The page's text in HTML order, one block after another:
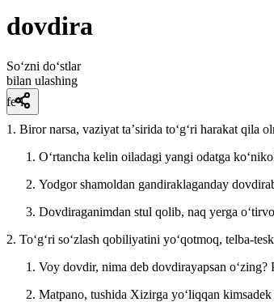
dovdira
So‘zni do‘stlar
bilan ulashing
fe’l
1. Biror narsa, vaziyat taʼsirida toʻgʻri harakat qila
Oʻrtancha kelin oiladagi yangi odatga
Yodgor shamoldan gandiraklaganday
Dovdiraganimdan stul qolib, naq yerga
2. Toʻgʻri soʻzlash qobiliyatini yoʻqotmoq, telba-
Voy dovdir, nima deb dovdirayapsan oʻzing?
Matpano, tushida Xizirga yoʻliqqan